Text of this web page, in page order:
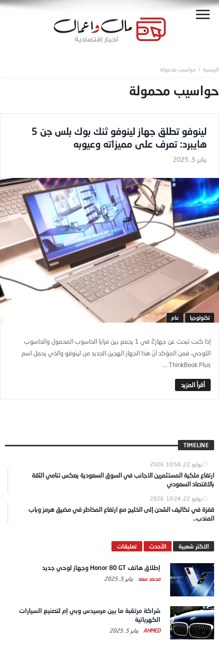
حواسيب محمولة
حواسيب محمولة
لينوفو تطلق جهاز لينوفو ثنك بوك بلس جن 5
هايبرد: تعرف على مميزاته وعيوبه
يناير 5, 2025
تكنولوجيا عام
إذا كنت تبحث عن جهاز2 في 1 يجمع بين مزايا الحاسوب المحمول والحاسوب
اللوحي، فمن المؤكد أنّ هذا الجهاز الهجين الجديد من لينوفو والذي يحمل اسم
ThinkBook Plus ...
TIMELINE
يوليو 22, 2026 10:58
ارتفاع ملكية المستثمرين الاجانب في السوق السعودية يعكس تنامي الثقة
بالاقتصاد السعودي
يوليو 22, 2026 10:24
قفزة في تكاليف الشحن إلى الخليج مع ارتفاع المخاطر في مضيق هرمز وباب
المندب..
الاكثر شعبية الآحدث تعليقات
إطلاق هاتف Honor 80 GT وجهاز لوحي جديد
محمد سعد يناير 5, 2025
شراكة مرتقبة ما بين مرسيدس وبي إم لتصنيع السيارات
الكهربائية
AHMED يناير 5, 2025